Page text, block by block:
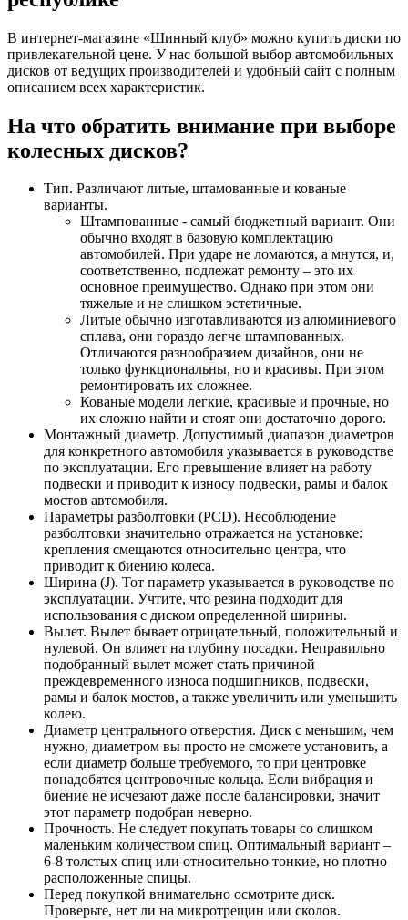
В интернет-магазине «Шинный клуб» можно купить диски по
привлекательной цене. У нас большой выбор автомобильных
дисков от ведущих производителей и удобный сайт с полным
описанием всех характеристик.
На что обратить внимание при выборе
колесных дисков?
Тип. Различают литые, штамованные и кованые
варианты.
Штампованные - самый бюджетный вариант. Они
обычно входят в базовую комплектацию
автомобилей. При ударе не ломаются, а мнутся, и,
соответственно, подлежат ремонту – это их
основное преимущество. Однако при этом они
тяжелые и не слишком эстетичные.
Литые обычно изготавливаются из алюминиевого
сплава, они гораздо легче штампованных.
Отличаются разнообразием дизайнов, они не
только функциональны, но и красивы. При этом
ремонтировать их сложнее.
Кованые модели легкие, красивые и прочные, но
их сложно найти и стоят они достаточно дорого.
Монтажный диаметр. Допустимый диапазон диаметров
для конкретного автомобиля указывается в руководстве
по эксплуатации. Его превышение влияет на работу
подвески и приводит к износу подвески, рамы и балок
мостов автомобиля.
Параметры разболтовки (PCD). Несоблюдение
разболтовки значительно отражается на установке:
крепления смещаются относительно центра, что
приводит к биению колеса.
Ширина (J). Тот параметр указывается в руководстве по
эксплуатации. Учтите, что резина подходит для
использования с диском определенной ширины.
Вылет. Вылет бывает отрицательный, положительный и
нулевой. Он влияет на глубину посадки. Неправильно
подобранный вылет может стать причиной
преждевременного износа подшипников, подвески,
рамы и балок мостов, а также увеличить или уменьшить
колею.
Диаметр центрального отверстия. Диск с меньшим, чем
нужно, диаметром вы просто не сможете установить, а
если диаметр больше требуемого, то при центровке
понадобятся центровочные кольца. Если вибрация и
биение не исчезают даже после балансировки, значит
этот параметр подобран неверно.
Прочность. Не следует покупать товары со слишком
маленьким количеством спиц. Оптимальный вариант –
6-8 толстых спиц или относительно тонкие, но плотно
расположенные спицы.
Перед покупкой внимательно осмотрите диск.
Проверьте, нет ли на микротрещин или сколов.